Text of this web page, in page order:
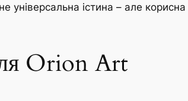
істина – але корисна
Orion Art